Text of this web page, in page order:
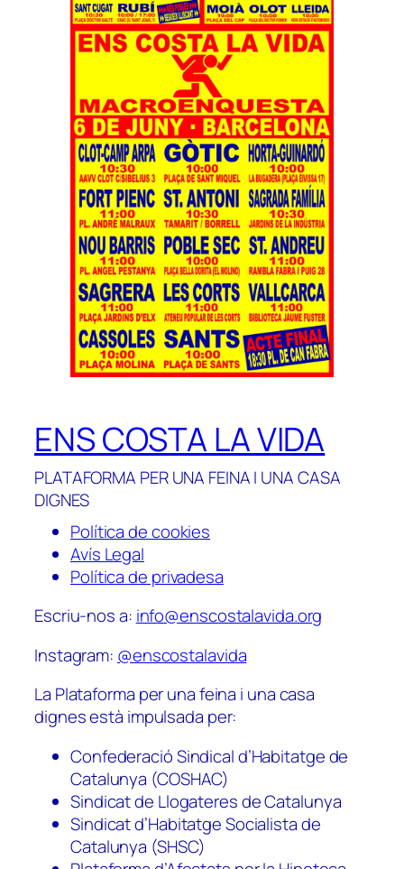
ENS COSTA LA VIDA
PLATAFORMA PER UNA FEINA I UNA CASA
DIGNES
Política de cookies
Avís Legal
Política de privadesa
Escriu-nos a: info@enscostalavida.org
Instagram: @enscostalavida
La Plataforma per una feina i una casa
dignes està impulsada per:
Confederació Sindical d’Habitatge de
Catalunya (COSHAC)
Sindicat de Llogateres de Catalunya
Sindicat d’Habitatge Socialista de
Catalunya (SHSC)